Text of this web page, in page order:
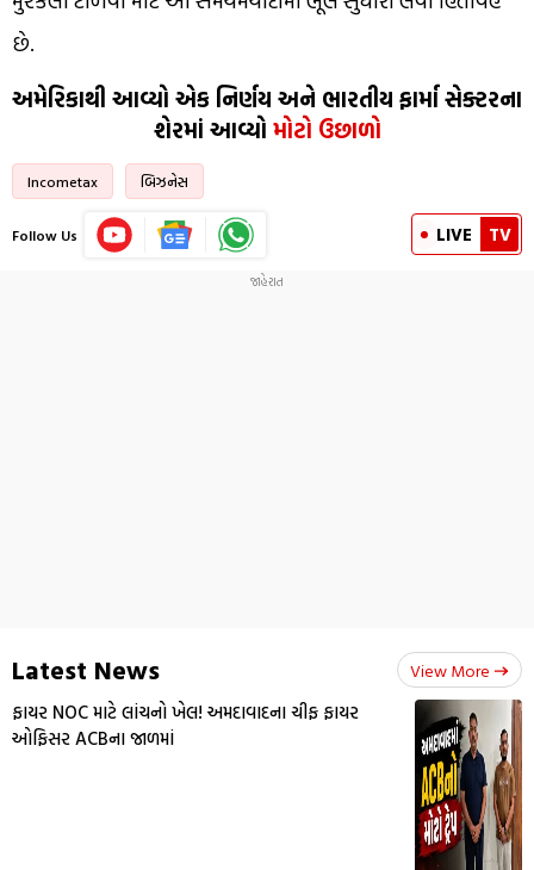
છે.
અમેરિકાથી આવ્યો એક નિર્ણય અને ભારતીય ફાર્મા સેક્ટરના
શેરમાં આવ્યો મોટો ઉછાળો
Incometax બિઝનેસ
Follow Us LIVE TV
Latest News View More
ફાયર NOC માટે લાંચનો ખેલ! અમદાવાદના ચીફ ફાયર
ઓફિસર ACBના જાળમાં